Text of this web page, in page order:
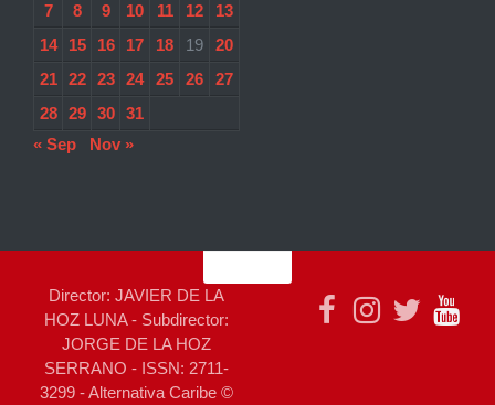
7
8 9 10 11 12
13
14
15 16 17 18 19
20
21
22 23 24 25 26
27
28
29 30
31
« Sep
Nov »
Director: JAVIER DE LA
HOZ LUNA - Subdirector:
JORGE DE LA HOZ
SERRANO - ISSN: 2711-
3299 - Alternativa Caribe ©